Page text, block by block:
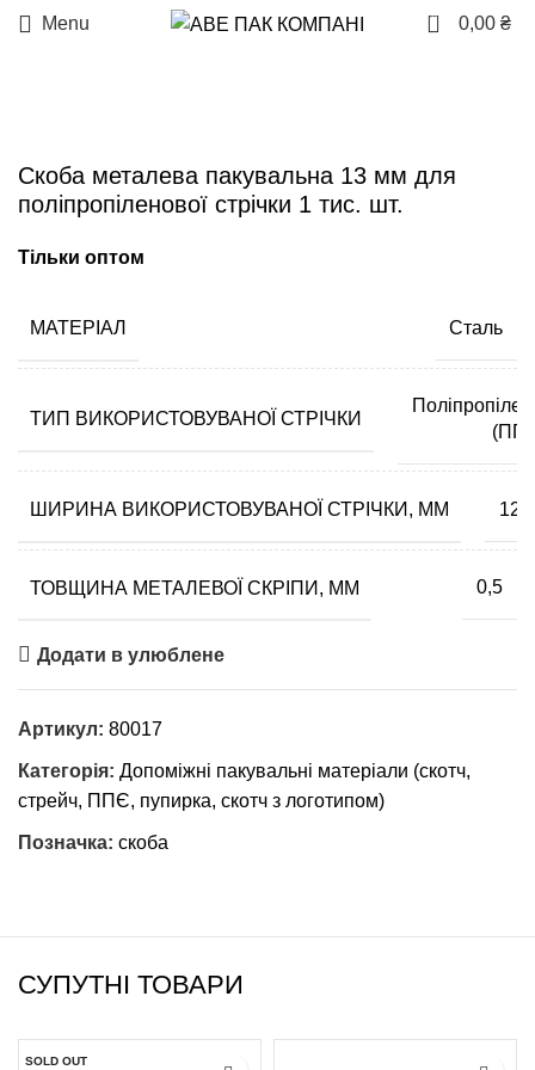
Menu 0 0,00 ₴
Скоба металева пакувальна 13 мм для
поліпропіленової стрічки 1 тис. шт.
Тільки оптом
МАТЕРІАЛ Сталь
ТИП ВИКОРИСТОВУВАНОЇ СТРІЧКИ
Поліпропілен
(ПП)
ШИРИНА ВИКОРИСТОВУВАНОЇ СТРІЧКИ, ММ 12
ТОВЩИНА МЕТАЛЕВОЇ СКРІПИ, ММ 0,5
Додати в улюблене
Артикул: 80017
Категорія: Допоміжні пакувальні матеріали (скотч,
стрейч, ППЄ, пупирка, скотч з логотипом)
Позначка: скоба
СУПУТНІ ТОВАРИ
SOLD OUT